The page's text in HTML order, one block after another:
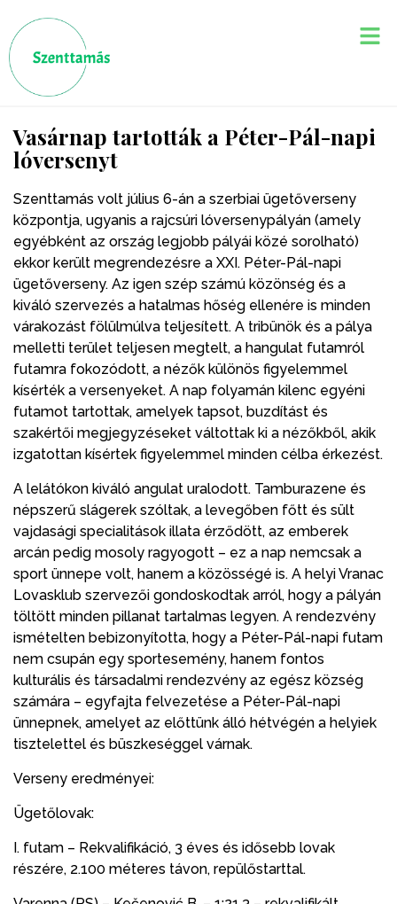
Vasárnap tartották a Péter-Pál-napi
lóversenyt
Szenttamás volt július 6-án a szerbiai ügetőverseny
központja, ugyanis a rajcsúri lóversenypályán (amely
egyébként az ország legjobb pályái közé sorolható)
ekkor került megrendezésre a XXI. Péter-Pál-napi
ügetőverseny. Az igen szép számú közönség és a
kiváló szervezés a hatalmas hőség ellenére is minden
várakozást fölülmúlva teljesített. A tribünök és a pálya
melletti terület teljesen megtelt, a hangulat futamról
futamra fokozódott, a nézők különös figyelemmel
kísérték a versenyeket. A nap folyamán kilenc egyéni
futamot tartottak, amelyek tapsot, buzdítást és
szakértői megjegyzéseket váltottak ki a nézőkből, akik
izgatottan kísértek figyelemmel minden célba érkezést.
A lelátókon kiváló angulat uralodott. Tamburazene és
népszerű slágerek szóltak, a levegőben főtt és sült
vajdasági specialitások illata érződött, az emberek
arcán pedig mosoly ragyogott – ez a nap nemcsak a
sport ünnepe volt, hanem a közösségé is. A helyi Vranac
Lovasklub szervezői gondoskodtak arról, hogy a pályán
töltött minden pillanat tartalmas legyen. A rendezvény
ismételten bebizonyította, hogy a Péter-Pál-napi futam
nem csupán egy sportesemény, hanem fontos
kulturális és társadalmi rendezvény az egész község
számára – egyfajta felvezetése a Péter-Pál-napi
ünnepnek, amelyet az előttünk álló hétvégén a helyiek
tisztelettel és büszkeséggel várnak.
Verseny eredményei:
Ügetőlovak:
I. futam – Rekvalifikáció, 3 éves és idősebb lovak
részére, 2.100 méteres távon, repülőstarttal.